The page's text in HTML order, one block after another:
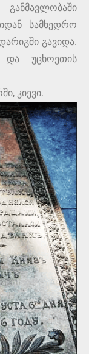
სამხედრო
გავიდა.
უცხოეთის
კიევი.